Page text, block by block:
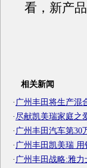
看，新产
相关新闻
· 广州丰田将生产混
·尽献凯美瑞家庭之
· 广州丰田汽车第30
· 广州丰田凯美瑞
· 广州丰田战略:雅